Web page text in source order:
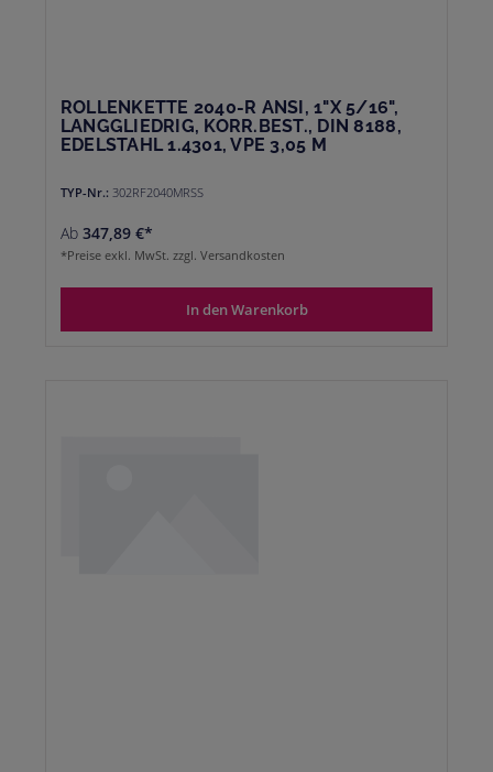
ROLLENKETTE 2040-R ANSI, 1"X 5/16",
LANGGLIEDRIG, KORR.BEST., DIN 8188,
EDELSTAHL 1.4301, VPE 3,05 M
TYP-Nr.: 302RF2040MRSS
Ab 347,89 €*
*Preise exkl. MwSt. zzgl. Versandkosten
In den Warenkorb